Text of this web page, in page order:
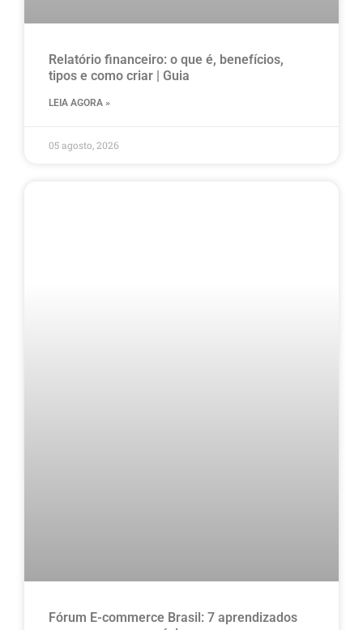
Relatório financeiro: o que é, benefícios,
tipos e como criar | Guia
LEIA AGORA »
05 agosto, 2026
Fórum E-commerce Brasil: 7 aprendizados